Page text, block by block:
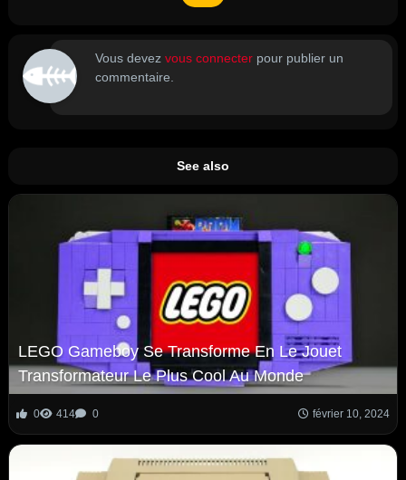
Vous devez vous connecterpour publier un
commentaire.
See also
LEGO Gameboy Se Transforme En Le Jouet
Transformateur Le Plus Cool Au Monde
0 414 0 février 10, 2024